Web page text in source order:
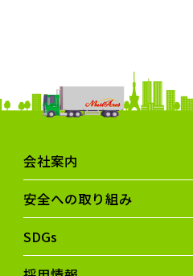
会社案内
安全への取り組み
SDGs